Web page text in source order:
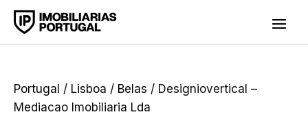
Portugal / Lisboa / Belas / Designiovertical –
Mediacao Imobiliaria Lda